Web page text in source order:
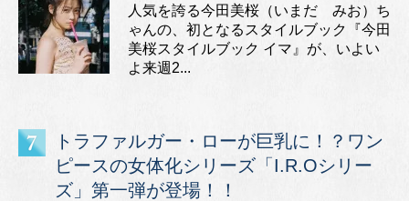
人気を誇る今田美桜（いまだ みお）ち
ゃんの、初となるスタイルブック『今田
美桜スタイルブック イマ』が、いよい
よ来週2...
トラファルガー・ローが巨乳に！？ワン
ピースの女体化シリーズ「I.R.Oシリー
ズ」第一弾が登場！！